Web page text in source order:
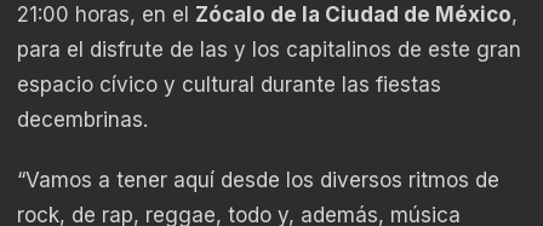
21:00 horas, en el Zócalo de la Ciudad de México,
para el disfrute de las y los capitalinos de este gran
espacio cívico y cultural durante las fiestas
decembrinas.
“Vamos a tener aquí desde los diversos ritmos de
rock, de rap, reggae, todo y, además, música